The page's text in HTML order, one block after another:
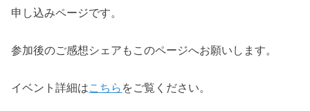
申し込みページです。
参加後のご感想シェアもこのページへお願いします。
イベント詳細はこちら をご覧ください。